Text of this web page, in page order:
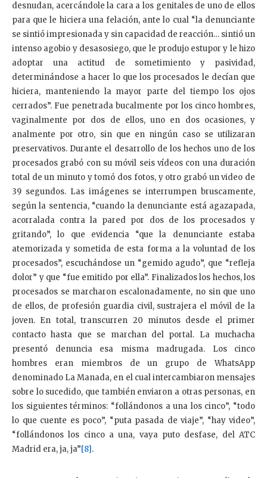
desnudan, acercándole la cara a los genitales de uno de ellos
para que le hiciera una felación, ante lo cual “la denunciante
se sintió impresionada y sin capacidad de reacción… sintió un
intenso agobio y desasosiego, que le produjo estupor y le hizo
adoptar una actitud de sometimiento y pasividad,
determinándose a hacer lo que los procesados le decían que
hiciera, manteniendo la mayor parte del tiempo los ojos
cerrados”. Fue penetrada bucalmente por los cinco hombres,
vaginalmente por dos de ellos, uno en dos ocasiones, y
analmente por otro, sin que en ningún caso se utilizaran
preservativos. Durante el desarrollo de los hechos uno de los
procesados grabó con su móvil seis vídeos con una duración
total de un minuto y tomó dos fotos, y otro grabó un video de
39 segundos. Las imágenes se interrumpen bruscamente,
según la sentencia, “cuando la denunciante está agazapada,
acorralada contra la pared por dos de los procesados y
gritando”, lo que evidencia “que la denunciante estaba
atemorizada y sometida de esta forma a la voluntad de los
procesados”, escuchándose un “gemido agudo”, que “refleja
dolor” y que “fue emitido por ella”. Finalizados los hechos, los
procesados se marcharon escalonadamente, no sin que uno
de ellos, de profesión guardia civil, sustrajera el móvil de la
joven. En total, transcurren 20 minutos desde el primer
contacto hasta que se marchan del portal. La muchacha
presentó denuncia esa misma madrugada. Los cinco
hombres eran miembros de un grupo de WhatsApp
denominado La Manada, en el cual intercambiaron mensajes
sobre lo sucedido, que también enviaron a otras personas, en
los siguientes términos: “follándonos a una los cinco”, “todo
lo que cuente es poco”, “puta pasada de viaje”, “hay video”,
“follándonos los cinco a una, vaya puto desfase, del ATC
Madrid era, ja, ja”[8].